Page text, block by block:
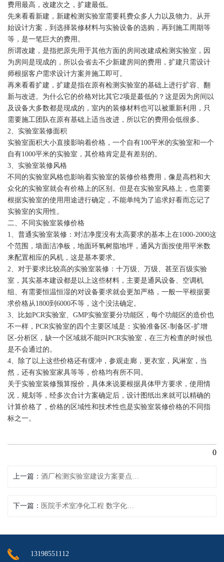
费用最高，改建次之，扩建最低。
先来看看新建，新建检测实验室需要耗费众多人力以及物力。从开
始设计方案，到选择装修材料与实验设备的选购，再到施工周期等
等，是一笔巨大的费用。
所谓改建，是指把原先用于其他方面的房间改建成检测实验室，因
为房间是现成的，所以会省去不少新建房间的费用，扩建只需设计
师根据客户需求设计方案并施工即可。
再来看看扩建，扩建是指在原有检测实验室的基础上进行扩容、翻
新与改进。为什么它的价格对比其它2项是蕞低的？这是因为房间以
及设备大多数都是现成的，室内的装修材料也可以被重新利用，只
需要施工团队在原有基础上适当改进，所以它的费用会低很多。
2、实验室装修面积
实验室面积大小直接影响着价格，一个自有100平米的实验室和一个
自有1000平米的实验室，其价格肯定是有差别的。
3、实验室装修风格
不同的实验室风格也影响着实验室的装修价格费用，像是高档和大
众化的实验室就会有价格上的区别。但是在实验室风格上，也需要
根据实验室的使用用途进行确定，不能单纯为了追求好看而忘记了
实验室的实用性。
二、不同实验室装修价格
1、普通实验室装修：对洁净度没有太高要求的基本上在1000-2000这
个范围，墙面洁净板，地面环氧树脂地坪，通风方面按使用平米数
来配置相应的风机，这是基本要求。
2、对于要求比较高的实验室装修：十万级、万级、甚至百级实验
室，其实基本建设都是以上这些材料，主要是通风设备、空调机
组、有需要恒温恒湿的对设备要求就会更加严格，一般一平根据要
求价格从1800到6000不等，这个没法确定。
3、比如PCR实验室、GMP实验室要分功能区，每个功能区的造价也
不一样，PCR实验室的四个主要区域是：实验准备区-制备区-扩增
区-分析区，缺一个区域就不能叫PCR实验室，在三方检查的时候也
是不会通过的。
4、除了以上这些价格还有缓冲，参观走廊，更衣室，风淋室，当
然，还有实验室家具等等，价格均有所不同。
关于实验室装修预算报价，具体来说要根据具体甲方要求，使用情
况，规划等，经多次合计方案确定后，设计图纸出来就可以精确的
计算价格了，价格的区域性和技术性也是实验室装修价格的不同指
标之一。
0
上一篇
下一篇
13198551112